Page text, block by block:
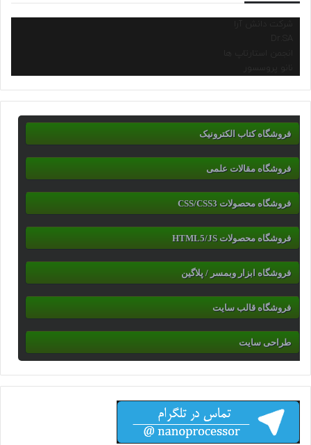
شرکت دانش آرا
انجمن استارتاپ ها
نانو پروسسور
فروشگاه کتاب الکترونیک
فروشگاه مقالات علمی
فروشگاه محصولات CSS/CSS3
فروشگاه محصولات HTML5/JS
فروشگاه ابزار وبمسر / پلاگین
فروشگاه قالب سایت
طراحی سایت